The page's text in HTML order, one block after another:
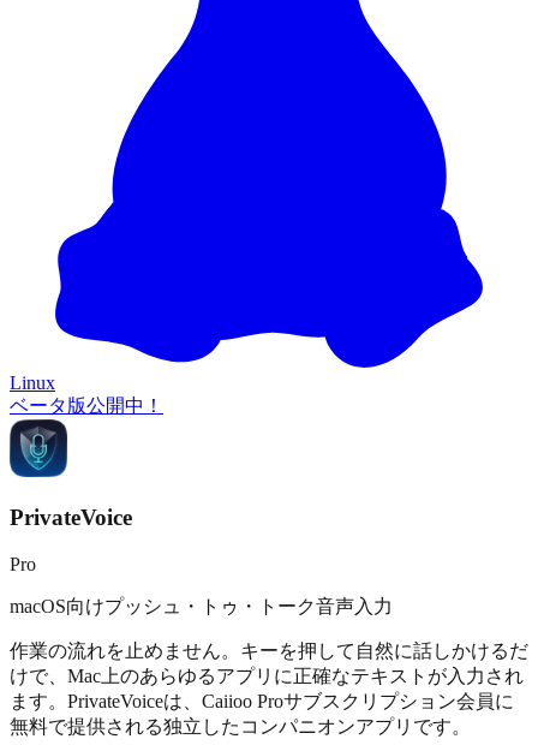
Linux
ベータ版公開中！
PrivateVoice
Pro
macOS向けプッシュ・トゥ・トーク音声入力
作業の流れを止めません。キーを押して自然に話しかけるだ
けで、Mac上のあらゆるアプリに正確なテキストが入力され
ます。PrivateVoiceは、Caiioo Proサブスクリプション会員に
無料で提供される独立したコンパニオンアプリです。